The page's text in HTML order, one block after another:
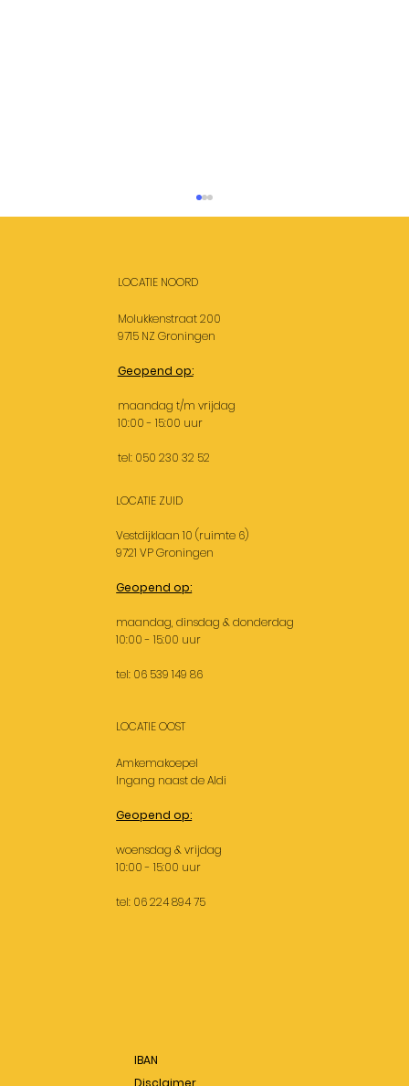
Trots op onze stagiaires
LOCATIE NOORD
Molukkenstraat 200
9715 NZ Groningen
Geopend op:
maandag t/m vrijdag
10:00 - 15:00 uur
tel: 050 230 32 52
LOCATIE ZUID
Vestdijklaan 10 (ruimte 6)
9721 VP Groningen
Geopend op:
maandag, dinsdag & donderdag
10:00 - 15:00 uur
tel: 06 539 149 86
LOCATIE OOST
Amkemakoepel
Ingang naast de Aldi
Geopend op:
woensdag & vrijdag
10:00 - 15:00 uur
tel: 06 224 894 75
IBAN
Disclaimer